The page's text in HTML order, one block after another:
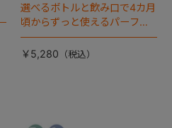
選べるボトルと飲み口で4カ月
頃からずっと使えるパーフェ
クトセット。
￥5,280